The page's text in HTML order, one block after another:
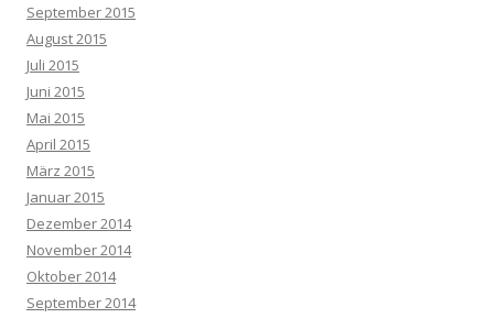
September 2015
August 2015
Juli 2015
Juni 2015
Mai 2015
April 2015
März 2015
Januar 2015
Dezember 2014
November 2014
Oktober 2014
September 2014